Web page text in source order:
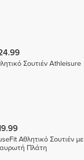
Σουτιέν Athleisure
Αθλητικό Σουτιέν με
Πλάτη